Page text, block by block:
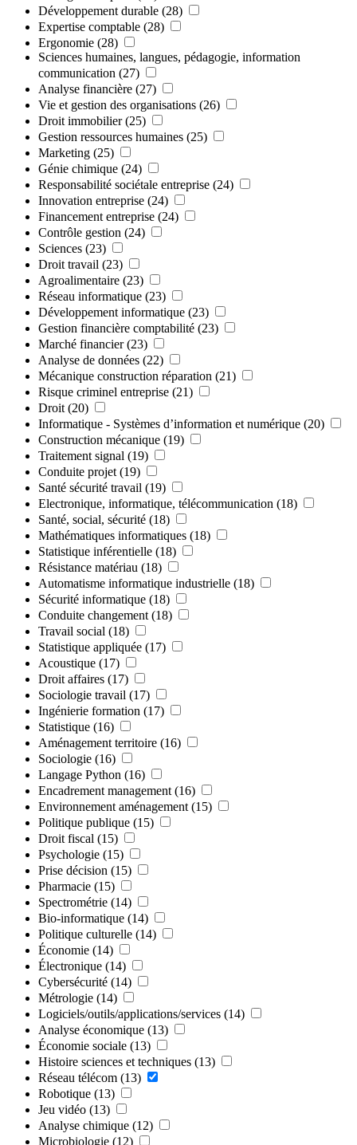
Développement durable (28)
Expertise comptable (28)
Ergonomie (28)
Sciences humaines, langues, pédagogie, information
communication (27)
Analyse financière (27)
Vie et gestion des organisations (26)
Droit immobilier (25)
Gestion ressources humaines (25)
Marketing (25)
Génie chimique (24)
Responsabilité sociétale entreprise (24)
Innovation entreprise (24)
Financement entreprise (24)
Contrôle gestion (24)
Sciences (23)
Droit travail (23)
Agroalimentaire (23)
Réseau informatique (23)
Développement informatique (23)
Gestion financière comptabilité (23)
Marché financier (23)
Analyse de données (22)
Mécanique construction réparation (21)
Risque criminel entreprise (21)
Droit (20)
Informatique - Systèmes d’information et numérique (20)
Construction mécanique (19)
Traitement signal (19)
Conduite projet (19)
Santé sécurité travail (19)
Electronique, informatique, télécommunication (18)
Santé, social, sécurité (18)
Mathématiques informatiques (18)
Statistique inférentielle (18)
Résistance matériau (18)
Automatisme informatique industrielle (18)
Sécurité informatique (18)
Conduite changement (18)
Travail social (18)
Statistique appliquée (17)
Acoustique (17)
Droit affaires (17)
Sociologie travail (17)
Ingénierie formation (17)
Statistique (16)
Aménagement territoire (16)
Sociologie (16)
Langage Python (16)
Encadrement management (16)
Environnement aménagement (15)
Politique publique (15)
Droit fiscal (15)
Psychologie (15)
Prise décision (15)
Pharmacie (15)
Spectrométrie (14)
Bio-informatique (14)
Politique culturelle (14)
Économie (14)
Électronique (14)
Cybersécurité (14)
Métrologie (14)
Logiciels/outils/applications/services (14)
Analyse économique (13)
Économie sociale (13)
Histoire sciences et techniques (13)
Réseau télécom (13)
Robotique (13)
Jeu vidéo (13)
Analyse chimique (12)
Microbiologie (12)